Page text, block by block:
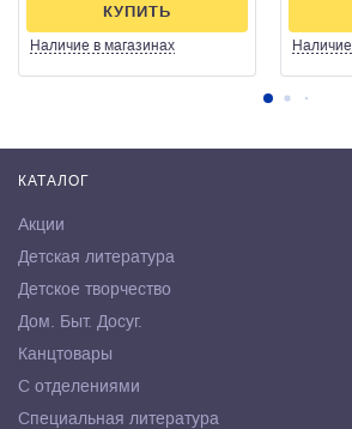
Наличие в магазинах
КУПИТЬ
Наличие
КАТАЛОГ
Акции
Детская литература
Детское творчество
Дом. Быт. Досуг.
Канцтовары
С отделениями
Специальная литература